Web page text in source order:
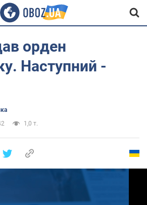
орден
Наступний -
1,0 т.